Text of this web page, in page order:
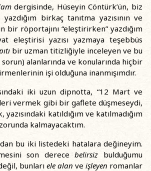
dergisinde, Hüseyin Cöntürk’ün, biz
birkaç tanıtma yazısının ve
bir röportajını “eleştirirken” yazdığım
eleştirisi yazısı yazmaya teşebbüs
bir uzman titizliğiyle inceleyen ve bu
alanlarında ve konularında hiçbir
işi olduğuna inanmışımdır.
iki uzun dipnotta, “12 Mart ve
vermek gibi bir gaflete düşmeseydi,
katıldığım ve katılmadığım
kalmayacaktım.
bu iki listedeki hatalara değineyim.
son derecebelirsiz bulduğumu
bunları ele alan ve işleyen romanlar